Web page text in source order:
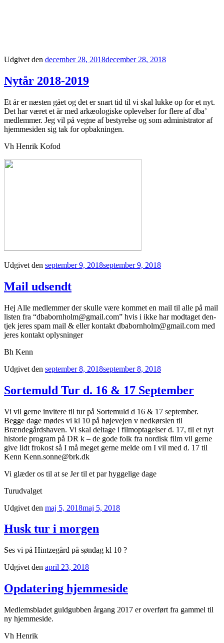
Udgivet den december 28, 2018december 28, 2018
Nytår 2018-2019
Et år er næsten gået og det er snart tid til vi skal lukke op for et nyt.
Det har været et år med arkæologiske oplevelser for flere af dba’
medlemmer. Jeg vil på vegne af bestyrelse og som administrator af
hjemmesiden sig tak for opbakningen.
Vh Henrik Kofod
Udgivet den september 9, 2018september 9, 2018
Mail udsendt
Hej Alle medlemmer der skulle være kommet en mail til alle på mail
listen fra “dbabornholm@gmail.com” hvis i ikke har modtaget den-
tjek jeres spam mail & eller kontakt dbabornholm@gmail.com med
jeres kontakt oplysninger
Bh Kenn
Udgivet den september 8, 2018september 8, 2018
Sortemuld Tur d. 16 & 17 September
Vi vil gerne invitere til tur på Sortemuld d 16 & 17 september.
Begge dage mødes vi kl 10 på højevejen v nedkørslen til
Brændegårdshaven. Vi skal deltage i filmoptagelser d. 17, til et nyt
historie program på DR k – de gode folk fra nordisk film vil gerne
give lidt frokost så I må meget gerne melde om I vil med d. 17 til
Kenn Kenn.sonne@brk.dk
Vi glæder os til at se Jer til et par hyggelige dage
Turudvalget
Udgivet den maj 5, 2018maj 5, 2018
Husk tur i morgen
Ses vi på Hintzegård på søndag kl 10 ?
Udgivet den april 23, 2018
Opdatering hjemmeside
Medlemsbladet guldgubben årgang 2017 er overført fra gammel til
ny hjemmeside.
Vh Henrik